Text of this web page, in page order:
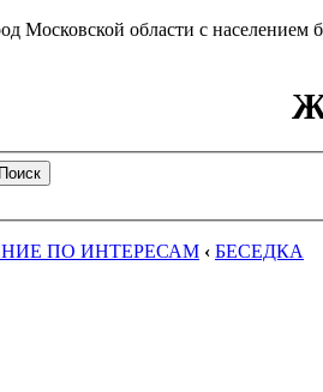
Московской области с населением
ПО ИНТЕРЕСАМ ‹ БЕСЕДКА